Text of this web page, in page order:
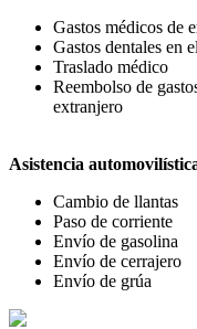
Gastos médicos de
Gastos dentales en
Traslado médico
Reembolso de
extranjero
Asistencia
Cambio de llantas
Paso de corriente
Envío de gasolina
Envío de cerrajero
Envío de grúa